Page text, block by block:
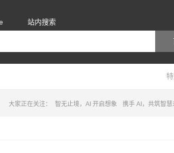
站内搜索
大家正在关注： 智无止境，AI 开启想象 携手 AI，共筑智慧